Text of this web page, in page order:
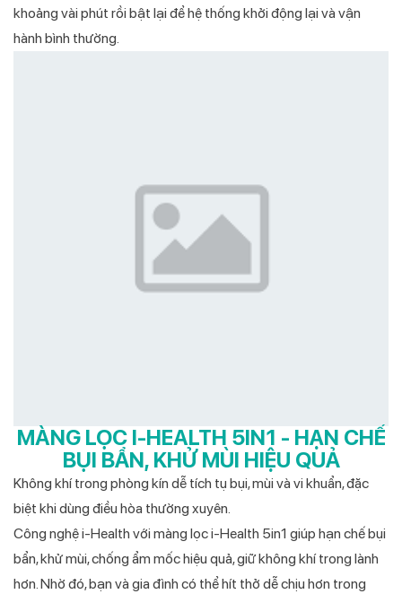
khoảng vài phút rồi bật lại để hệ thống khởi động lại và vận
hành bình thường.
MÀNG LỌC I-HEALTH 5IN1 - HẠN CHẾ
BỤI BẨN, KHỬ MÙI HIỆU QUẢ
Không khí trong phòng kín dễ tích tụ bụi, mùi và vi khuẩn, đặc
biệt khi dùng điều hòa thường xuyên.
Công nghệ i-Health với màng lọc i-Health 5in1 giúp hạn chế bụi
bẩn, khử mùi, chống ẩm mốc hiệu quả, giữ không khí trong lành
hơn. Nhờ đó, bạn và gia đình có thể hít thở dễ chịu hơn trong